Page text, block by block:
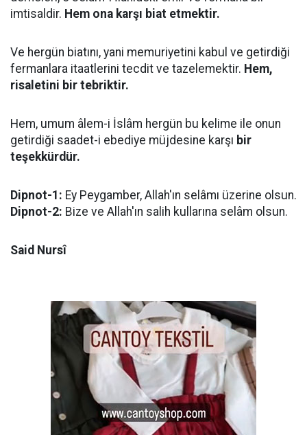
imtisaldir. Hem ona karşı biat etmektir.
Ve hergün biatını, yani memuriyetini kabul ve getirdiği
fermanlara itaatlerini tecdit ve tazelemektir. Hem,
risaletini bir tebriktir.
Hem, umum âlem-i İslâm hergün bu kelime ile onun
getirdiği saadet-i ebediye müjdesine karşı bir
teşekkürdür.
Dipnot-1: Ey Peygamber, Allah'ın selâmı üzerine olsun.
Dipnot-2: Bize ve Allah'ın salih kullarına selâm olsun.
Said Nursî